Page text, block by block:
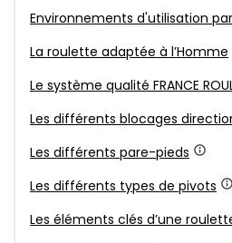
Environnements d'utilisation
La roulette adaptée à l’Homme
Le système qualité FRANCE
Les différents blocages
Les différents pare-pieds
Les différents types de pivots
Les éléments clés d’une